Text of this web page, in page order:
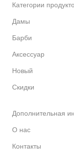
Категории
Дамы
Барби
Аксессуар
Новый
Скидки
Дополнительная
О нас
Контакты